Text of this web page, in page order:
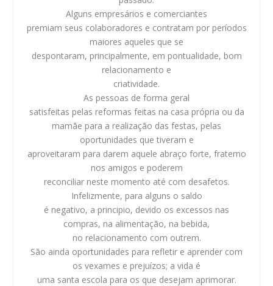
Alguns empresários e comerciantes
premiam seus colaboradores e contratam por períodos
maiores aqueles que se
despontaram, principalmente, em pontualidade, bom
relacionamento e
criatividade.
As pessoas de forma geral
satisfeitas pelas reformas feitas na casa própria ou da
mamãe para a realização das festas, pelas
oportunidades que tiveram e
aproveitaram para darem aquele abraço forte, fraterno
nos amigos e poderem
reconciliar neste momento até com desafetos.
Infelizmente, para alguns o saldo
é negativo, a principio, devido os excessos nas
compras, na alimentação, na bebida,
no relacionamento com outrem.
São ainda oportunidades para refletir e aprender com
os vexames e prejuízos; a vida é
uma santa escola para os que desejam aprimorar.